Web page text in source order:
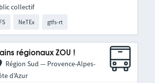
NeTEx gtfs-rt
collectif
régionaux ZOU !
Région Sud — Provence-Alpes-
d’Azur